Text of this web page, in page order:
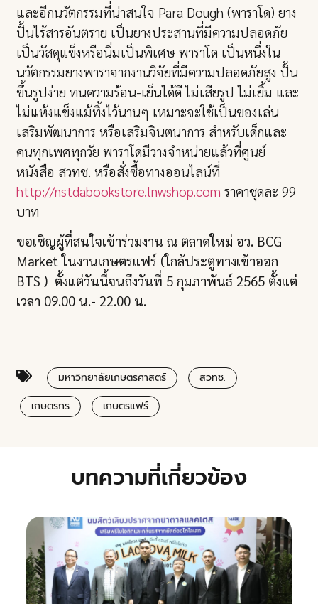
และอีกนวัตกรรมที่น่าสนใจ Para Dough (พาราโด) ยาง
ปั้นไร้สารอันตราย เป็นยางประสานที่มีความปลอดภัย
เป็นวัสดุแข็งหรือนิ่มเป็นพิเศษ พาราโด เป็นหนึ่งใน
นวัตกรรมยางพาราจากงานวิจัยที่มีความปลอดภัยสูง ปั้น
ขึ้นรูปง่าย ทนความร้อน-เย็นได้ดี ไม่เสียรูป ไม่เยิ้ม และ
ไม่แห้งแข็งแม้ทิ้งไว้นานๆ เหมาะจะใช้เป็นของเล่น
เสริมพัฒนาการ หรือเสริมจินตนาการ สำหรับเด็กและ
คนทุกเพศทุกวัย พาราโดมีวางจำหน่ายแล้วที่ศูนย์
หนังสือ สวทช. หรือสั่งซื้อทางออนไลน์ที่
http://nstdabookstore.lnwshop.com ราคาชุดละ 99
บาท
ขอเชิญผู้ที่สนใจเข้าร่วมงาน ณ ตลาดใหม่ อว. BCG
Market ในงานเกษตรแฟร์ (ใกล้ประตูทางเข้าออก
BTS ) ตั้งแต่วันนี้จนถึงวันที่ 5 กุมภาพันธ์ 2565 ตั้งแต่
เวลา 09.00 น.- 22.00 น.
มหาวิทยาลัยเกษตรศาสตร์
สวทช.
เกษตรกร
เกษตรแฟร์
บทความที่เกี่ยวข้อง